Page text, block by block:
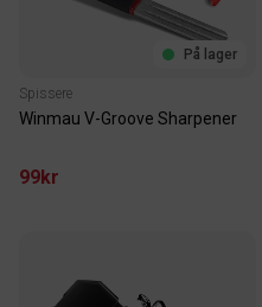
På lager
Spissere
Winmau V-Groove Sharpener
99kr